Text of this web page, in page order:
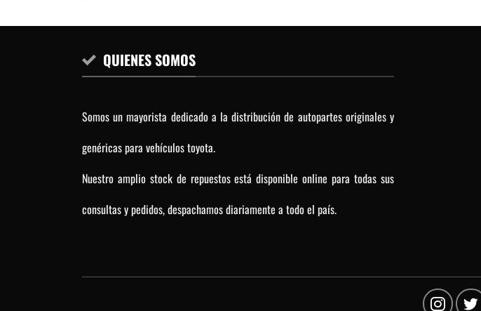
QUIENES SOMOS
Somos un mayorista dedicado a la distribución de autopartes originales y
genéricas para vehículos toyota.
Nuestro amplio stock de repuestos está disponible online para todas sus
consultas y pedidos, despachamos diariamente a todo el país.